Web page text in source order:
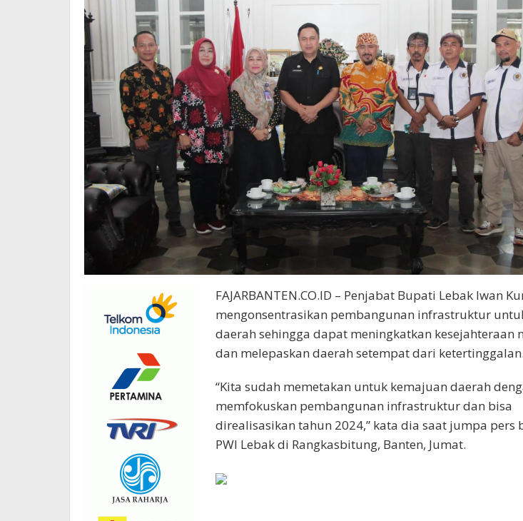
FAJARBANTEN.CO.ID – Penjabat Bupati Lebak Iwan
mengonsentrasikan pembangunan infrastruktur
daerah sehingga dapat meningkatkan kesejahteraan
dan melepaskan daerah setempat dari ketertinggalan.
“Kita sudah memetakan untuk kemajuan daerah
memfokuskan pembangunan infrastruktur dan bisa
direalisasikan tahun 2024,” kata dia saat jumpa pers
PWI Lebak di Rangkasbitung, Banten, Jumat.